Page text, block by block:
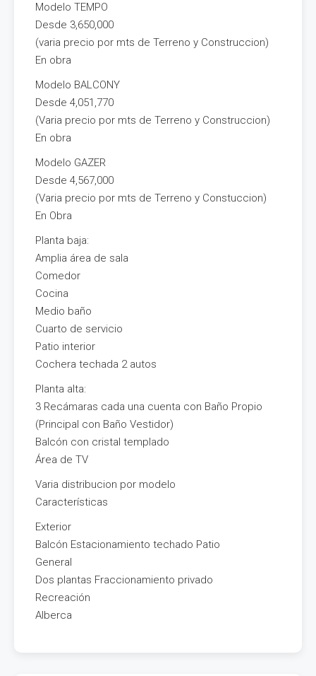
Modelo TEMPO
Desde 3,650,000
(varia precio por mts de Terreno y Construccion)
En obra
Modelo BALCONY
Desde 4,051,770
(Varia precio por mts de Terreno y Construccion)
En obra
Modelo GAZER
Desde 4,567,000
(Varia precio por mts de Terreno y Constuccion)
En Obra
Planta baja:
Amplia área de sala
Comedor
Cocina
Medio baño
Cuarto de servicio
Patio interior
Cochera techada 2 autos
Planta alta:
3 Recámaras cada una cuenta con Baño Propio
(Principal con Baño Vestidor)
Balcón con cristal templado
Área de TV
Varia distribucion por modelo
Características
Exterior
Balcón Estacionamiento techado Patio
General
Dos plantas Fraccionamiento privado
Recreación
Alberca